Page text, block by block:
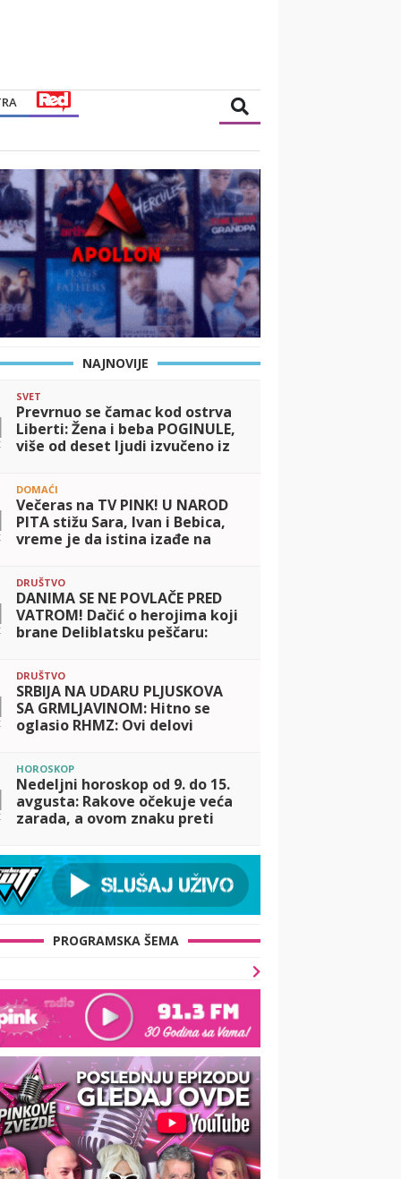
NAJNOVIJE
SVET
Prevrnuo se čamac kod ostrva
Liberti: Žena i beba POGINULE,
više od deset ljudi izvučeno iz
DOMAĆI
Večeras na TV PINK! U NAROD
PITA stižu Sara, Ivan i Bebica,
vreme je da istina izađe na
DRUŠTVO
DANIMA SE NE POVLAČE PRED
VATROM! Dačić o herojima koji
brane Deliblatsku peščaru:
DRUŠTVO
SRBIJA NA UDARU PLJUSKOVA
SA GRMLJAVINOM: Hitno se
oglasio RHMZ: Ovi delovi
HOROSKOP
Nedeljni horoskop od 9. do 15.
avgusta: Rakove očekuje veća
zarada, a ovom znaku preti
PROGRAMSKA ŠEMA